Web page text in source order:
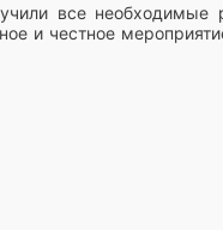
все необходимые
и честное